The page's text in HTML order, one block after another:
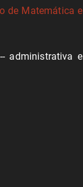
de Matemática e
administrativa e